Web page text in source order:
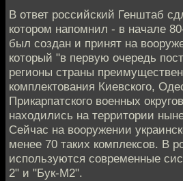
В ответ российский Генштаб
котором напомнил - в начале
был создан и принят на
который "в первую очередь
регионы страны
комплектования Киевского,
Прикарпатского военных
находились на территории
Сейчас на вооружении
менее 70 таких комплексов. В
используются современные
2" и "Бук-М2".